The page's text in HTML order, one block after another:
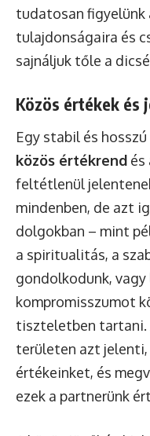
tudatosan figyelünk
tulajdonságaira és
sajnáljuk tőle a
Közös értékek és
Egy stabil és
közös értékrend és
feltétlenül
mindenben, de azt
dolgokban – mint
a spiritualitás, a
gondolkodunk,
kompromisszumot
tiszteletben tartani.
területen azt
értékeinket, és
ezek a partnerünk